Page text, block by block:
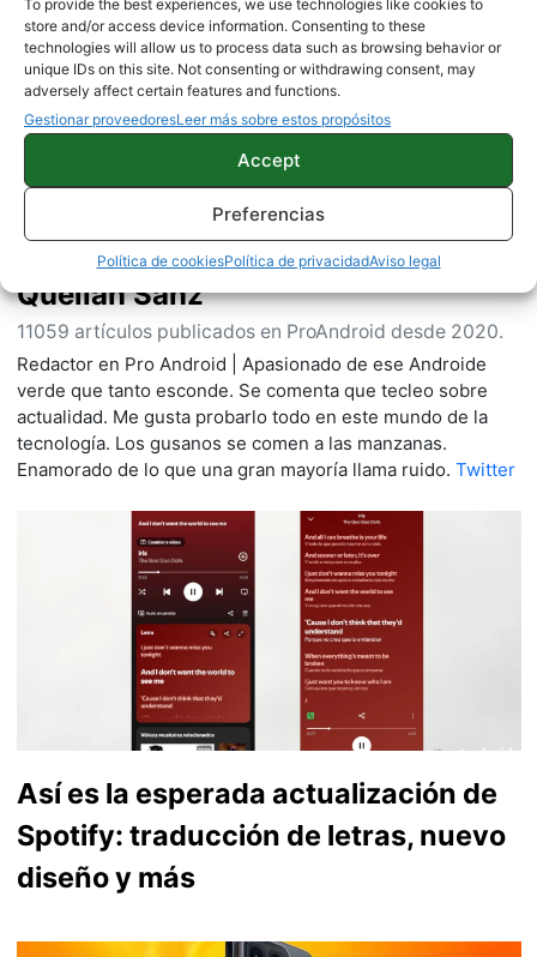
To provide the best experiences, we use technologies like cookies to
store and/or access device information. Consenting to these
technologies will allow us to process data such as browsing behavior or
unique IDs on this site. Not consenting or withdrawing consent, may
adversely affect certain features and functions.
Gestionar proveedoresLeer más sobre estos propósitos
Accept
Preferencias
Política de cookiesPolítica de privacidadAviso legal
Sobre este autor
Quelian Sanz
11059 artículos publicados en ProAndroid desde 2020.
Redactor en Pro Android | Apasionado de ese Androide
verde que tanto esconde. Se comenta que tecleo sobre
actualidad. Me gusta probarlo todo en este mundo de la
tecnología. Los gusanos se comen a las manzanas.
Enamorado de lo que una gran mayoría llama ruido. Twitter
Así es la esperada actualización de
Spotify: traducción de letras, nuevo
diseño y más